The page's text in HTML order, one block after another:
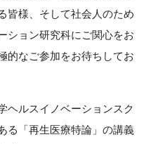
皆様、そして社会人のため
ション研究科にご関心をお
的なご参加をお待ちしてお
ヘルスイノベーションスク
る「再生医療特論」の講義